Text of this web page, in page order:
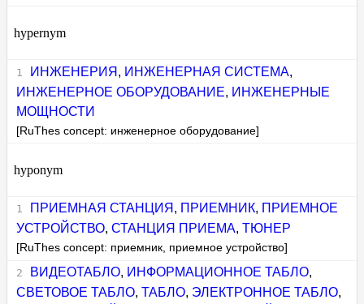
hypernym
ИНЖЕНЕРИЯ , ИНЖЕНЕРНАЯ СИСТЕМА,
ИНЖЕНЕРНОЕ ОБОРУДОВАНИЕ, ИНЖЕНЕРНЫЕ
МОЩНОСТИ
[RuThes concept: инженерное оборудование]
hyponym
ПРИЕМНАЯ СТАНЦИЯ , ПРИЕМНИК, ПРИЕМНОЕ
УСТРОЙСТВО,СТАНЦИЯ ПРИЕМА,ТЮНЕР
[RuThes concept: приемник, приемное устройство]
ВИДЕОТАБЛО, ИНФОРМАЦИОННОЕ ТАБЛО,
СВЕТОВОЕ ТАБЛО,ТАБЛО, ЭЛЕКТРОННОЕ ТАБЛО,